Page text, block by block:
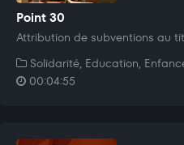
Point 30
Attribution de subventions au
Solidarité, Education,
00:04:55